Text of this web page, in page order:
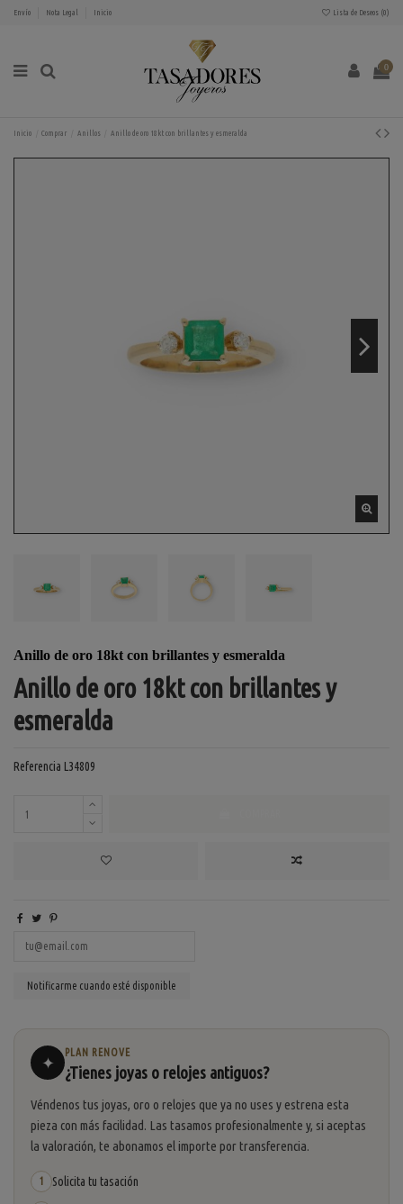
Envío Nota Legal Inicio Lista de Deseos (0)
0
Inicio Comprar Anillos Anillo de oro 18kt con brillantes y esmeralda
Anillo de oro 18kt con brillantes y esmeralda
Anillo de oro 18kt con brillantes y
esmeralda
Referencia L34809
✦
PLAN RENOVE
¿Tienes joyas o relojes antiguos?
Véndenos tus joyas, oro o relojes que ya no uses y estrena esta
pieza con más facilidad. Las tasamos profesionalmente y, si aceptas
la valoración, te abonamos el importe por transferencia.
1 Solicita tu tasación